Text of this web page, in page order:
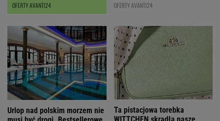
OFERTY AVANTI24 OFERTY AVANTI24
Urlop nad polskim morzem nie
Ta pistacjowa torebka